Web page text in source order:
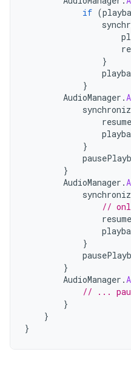
if (
}
}
AudioManager .
}
}
AudioManager .
//
}
}
AudioManager .
// ...
}
}
}